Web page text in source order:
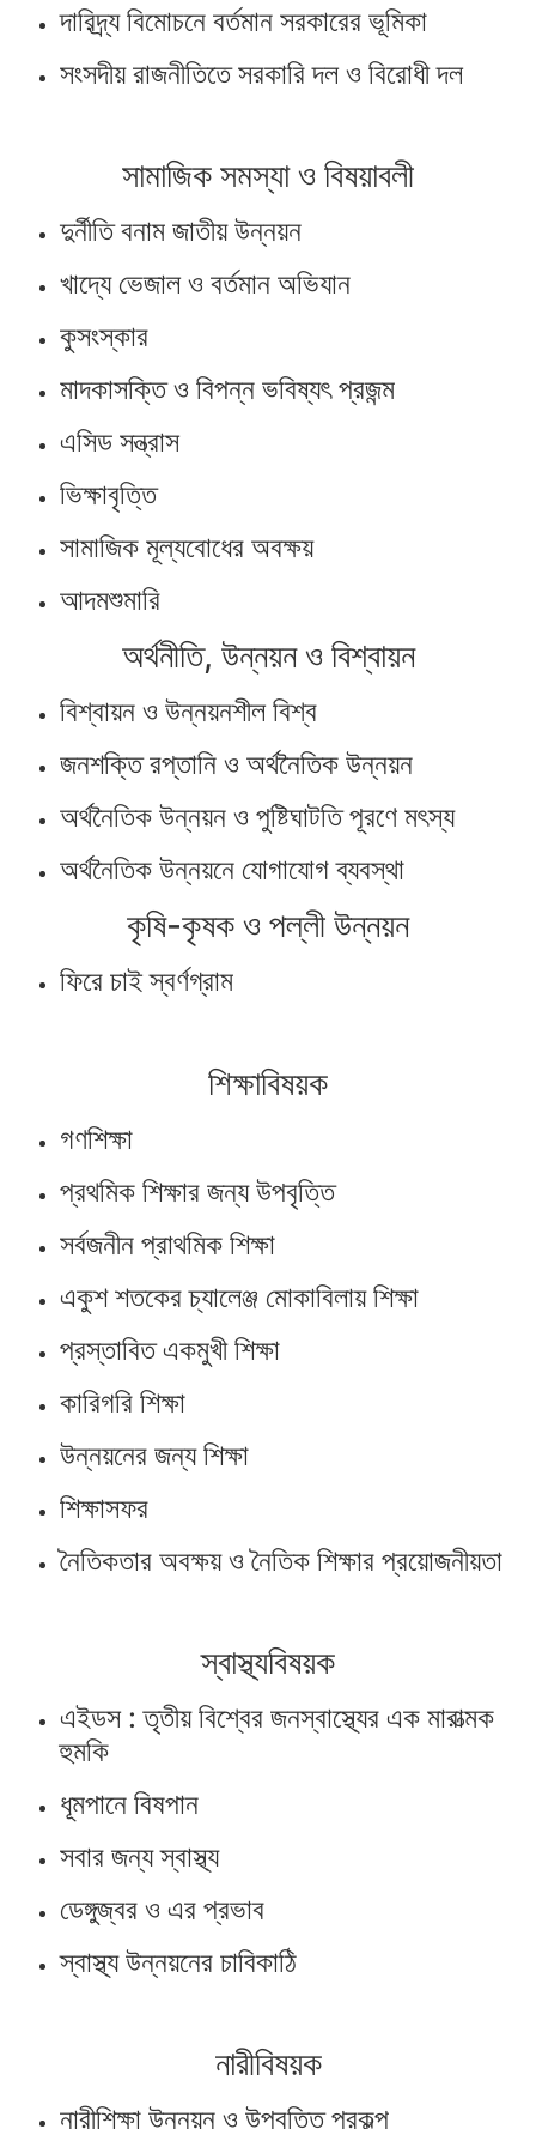
দারিদ্র্য বিমোচনে বর্তমান সরকারের ভূমিকা
সংসদীয় রাজনীতিতে সরকারি দল ও বিরোধী দল
সামাজিক সমস্যা ও বিষয়াবলী
দুর্নীতি বনাম জাতীয় উন্নয়ন
খাদ্যে ভেজাল ও বর্তমান অভিযান
কুসংস্কার
মাদকাসক্তি ও বিপন্ন ভবিষ্যৎ প্রজন্ম
এসিড সন্ত্রাস
ভিক্ষাবৃত্তি
সামাজিক মূল্যবোধের অবক্ষয়
আদমশুমারি
অর্থনীতি, উন্নয়ন ও বিশ্বায়ন
বিশ্বায়ন ও উন্নয়নশীল বিশ্ব
জনশক্তি রপ্তানি ও অর্থনৈতিক উন্নয়ন
অর্থনৈতিক উন্নয়ন ও পুষ্টিঘাটতি পূরণে মৎস্য
অর্থনৈতিক উন্নয়নে যোগাযোগ ব্যবস্থা
কৃষি-কৃষক ও পল্লী উন্নয়ন
ফিরে চাই স্বর্ণগ্রাম
শিক্ষাবিষয়ক
গণশিক্ষা
প্রথমিক শিক্ষার জন্য উপবৃত্তি
সর্বজনীন প্রাথমিক শিক্ষা
একুশ শতকের চ্যালেঞ্জ মোকাবিলায় শিক্ষা
প্রস্তাবিত একমুখী শিক্ষা
কারিগরি শিক্ষা
উন্নয়নের জন্য শিক্ষা
শিক্ষাসফর
নৈতিকতার অবক্ষয় ও নৈতিক শিক্ষার প্রয়োজনীয়তা
স্বাস্থ্যবিষয়ক
এইডস : তৃতীয় বিশ্বের জনস্বাস্থ্যের এক মারাত্মক
হুমকি
ধূমপানে বিষপান
সবার জন্য স্বাস্থ্য
ডেঙ্গুজ্বর ও এর প্রভাব
স্বাস্থ্য উন্নয়নের চাবিকাঠি
নারীবিষয়ক
নারীশিক্ষা উন্নয়ন ও উপবৃত্তি প্রকল্প